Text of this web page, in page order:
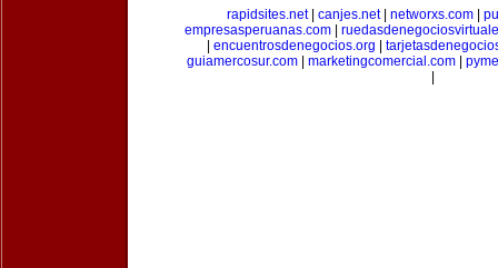
rapidsites.net| canjes.net| networxs.com
empresasperuanas.com
encuentrosdenegocios.org
guiamercosur.com| marketingcomercial.com|